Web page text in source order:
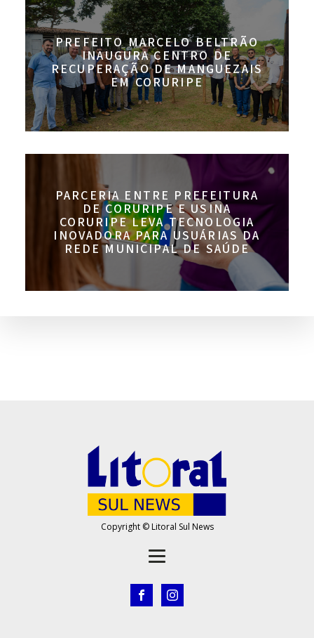
PREFEITO MARCELO BELTRÃO
INAUGURA CENTRO DE
RECUPERAÇÃO DE MANGUEZAIS
EM CORURIPE
PARCERIA ENTRE PREFEITURA
DE CORURIPE E USINA
CORURIPE LEVA TECNOLOGIA
INOVADORA PARA USUÁRIAS DA
REDE MUNICIPAL DE SAÚDE
Copyright © Litoral Sul News